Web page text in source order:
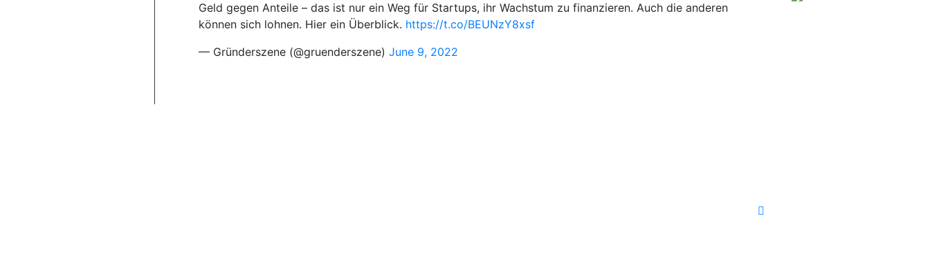
Geld gegen Anteile – das ist nur ein Weg für Startups, ihr Wachstum zu finanzieren. Auch die anderen
können sich lohnen. Hier ein Überblick. https://t.co/BEUNzY8xsf
— Gründerszene (@gruenderszene) June 9, 2022